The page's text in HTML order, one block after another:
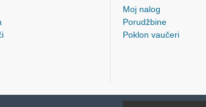
Moj nalog
Porudžbine
Poklon vaučeri